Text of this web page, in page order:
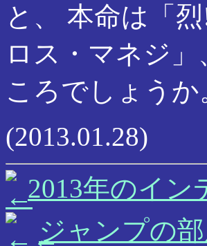
と、 本命は「
ロス・マネジ
ころでしょうか
(2013.01.28)
2013年のイン
ジャンプの